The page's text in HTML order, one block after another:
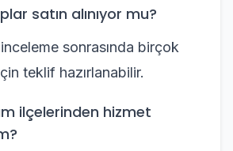
satın alınıyor mu?
sonrasında birçok
teklif hazırlanabilir.
ilçelerinden hizmet